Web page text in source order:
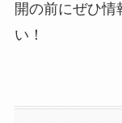
開の前にぜひ情
い！